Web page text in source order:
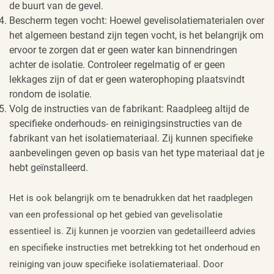
de buurt van de gevel.
Bescherm tegen vocht: Hoewel gevelisolatiematerialen over
het algemeen bestand zijn tegen vocht, is het belangrijk om
ervoor te zorgen dat er geen water kan binnendringen
achter de isolatie. Controleer regelmatig of er geen
lekkages zijn of dat er geen waterophoping plaatsvindt
rondom de isolatie.
Volg de instructies van de fabrikant: Raadpleeg altijd de
specifieke onderhouds- en reinigingsinstructies van de
fabrikant van het isolatiemateriaal. Zij kunnen specifieke
aanbevelingen geven op basis van het type materiaal dat je
hebt geïnstalleerd.
Het is ook belangrijk om te benadrukken dat het raadplegen
van een professional op het gebied van gevelisolatie
essentieel is. Zij kunnen je voorzien van gedetailleerd advies
en specifieke instructies met betrekking tot het onderhoud en
reiniging van jouw specifieke isolatiemateriaal. Door